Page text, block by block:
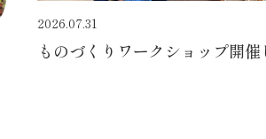
2026.07.31
ものづくりワークショップ開催